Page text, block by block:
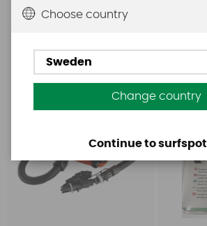
BaseChoose country
Sweden
Change country
Continue to